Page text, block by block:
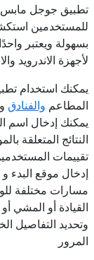
تطبيق جوجل مابس
للمستخدمين
بسهولة ويعتبر
لأجهزة الاندرويد
يمكنك استخدام
المطاعم والفنادق
يمكنك إدخال اسم
النتائج المتعلقة
تقييمات
إدخال موقع البدء
مسارات مختلفة
القيادة أو المشي
وتحديد التفاصيل
المرور